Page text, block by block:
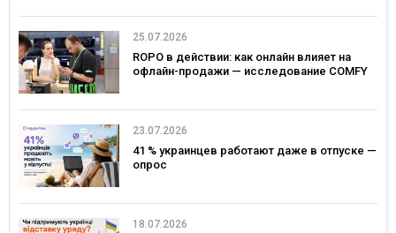
25.07.2026
ROPO в действии: как онлайн влияет на
офлайн-продажи — исследование COMFY
23.07.2026
41 % украинцев работают даже в отпуске —
опрос
18.07.2026